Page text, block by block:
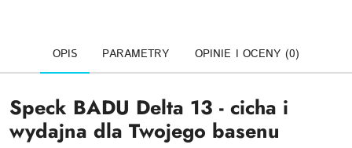
OPIS PARAMETRY OPINIE I OCENY (0)
Speck BADU Delta 13 - cicha i
wydajna dla Twojego basenu